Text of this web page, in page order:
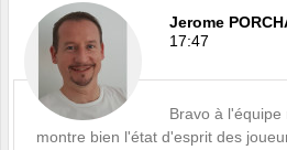
Jerome
17:47
Bravo à
montre bien l'état d'esprit des